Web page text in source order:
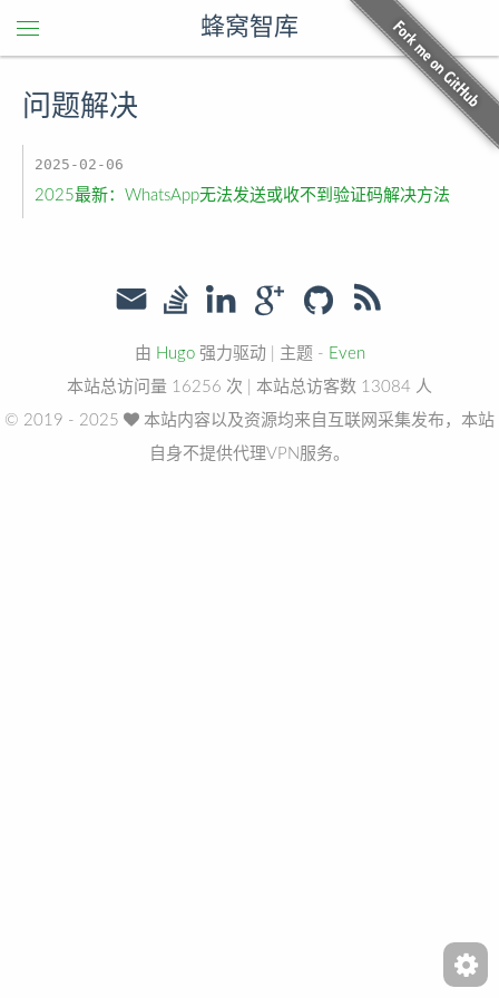
蜂窝智库
问题解决
2025-02-06
2025最新：WhatsApp无法发送或收不到验证码解决方法
由 Hugo强力驱动 主题 - Even
本站总访问量 16256 次 本站总访客数 13084 人
© 2019 - 2025
本站内容以及资源均来自互联网采集发布，本站
自身不提供代理VPN服务。